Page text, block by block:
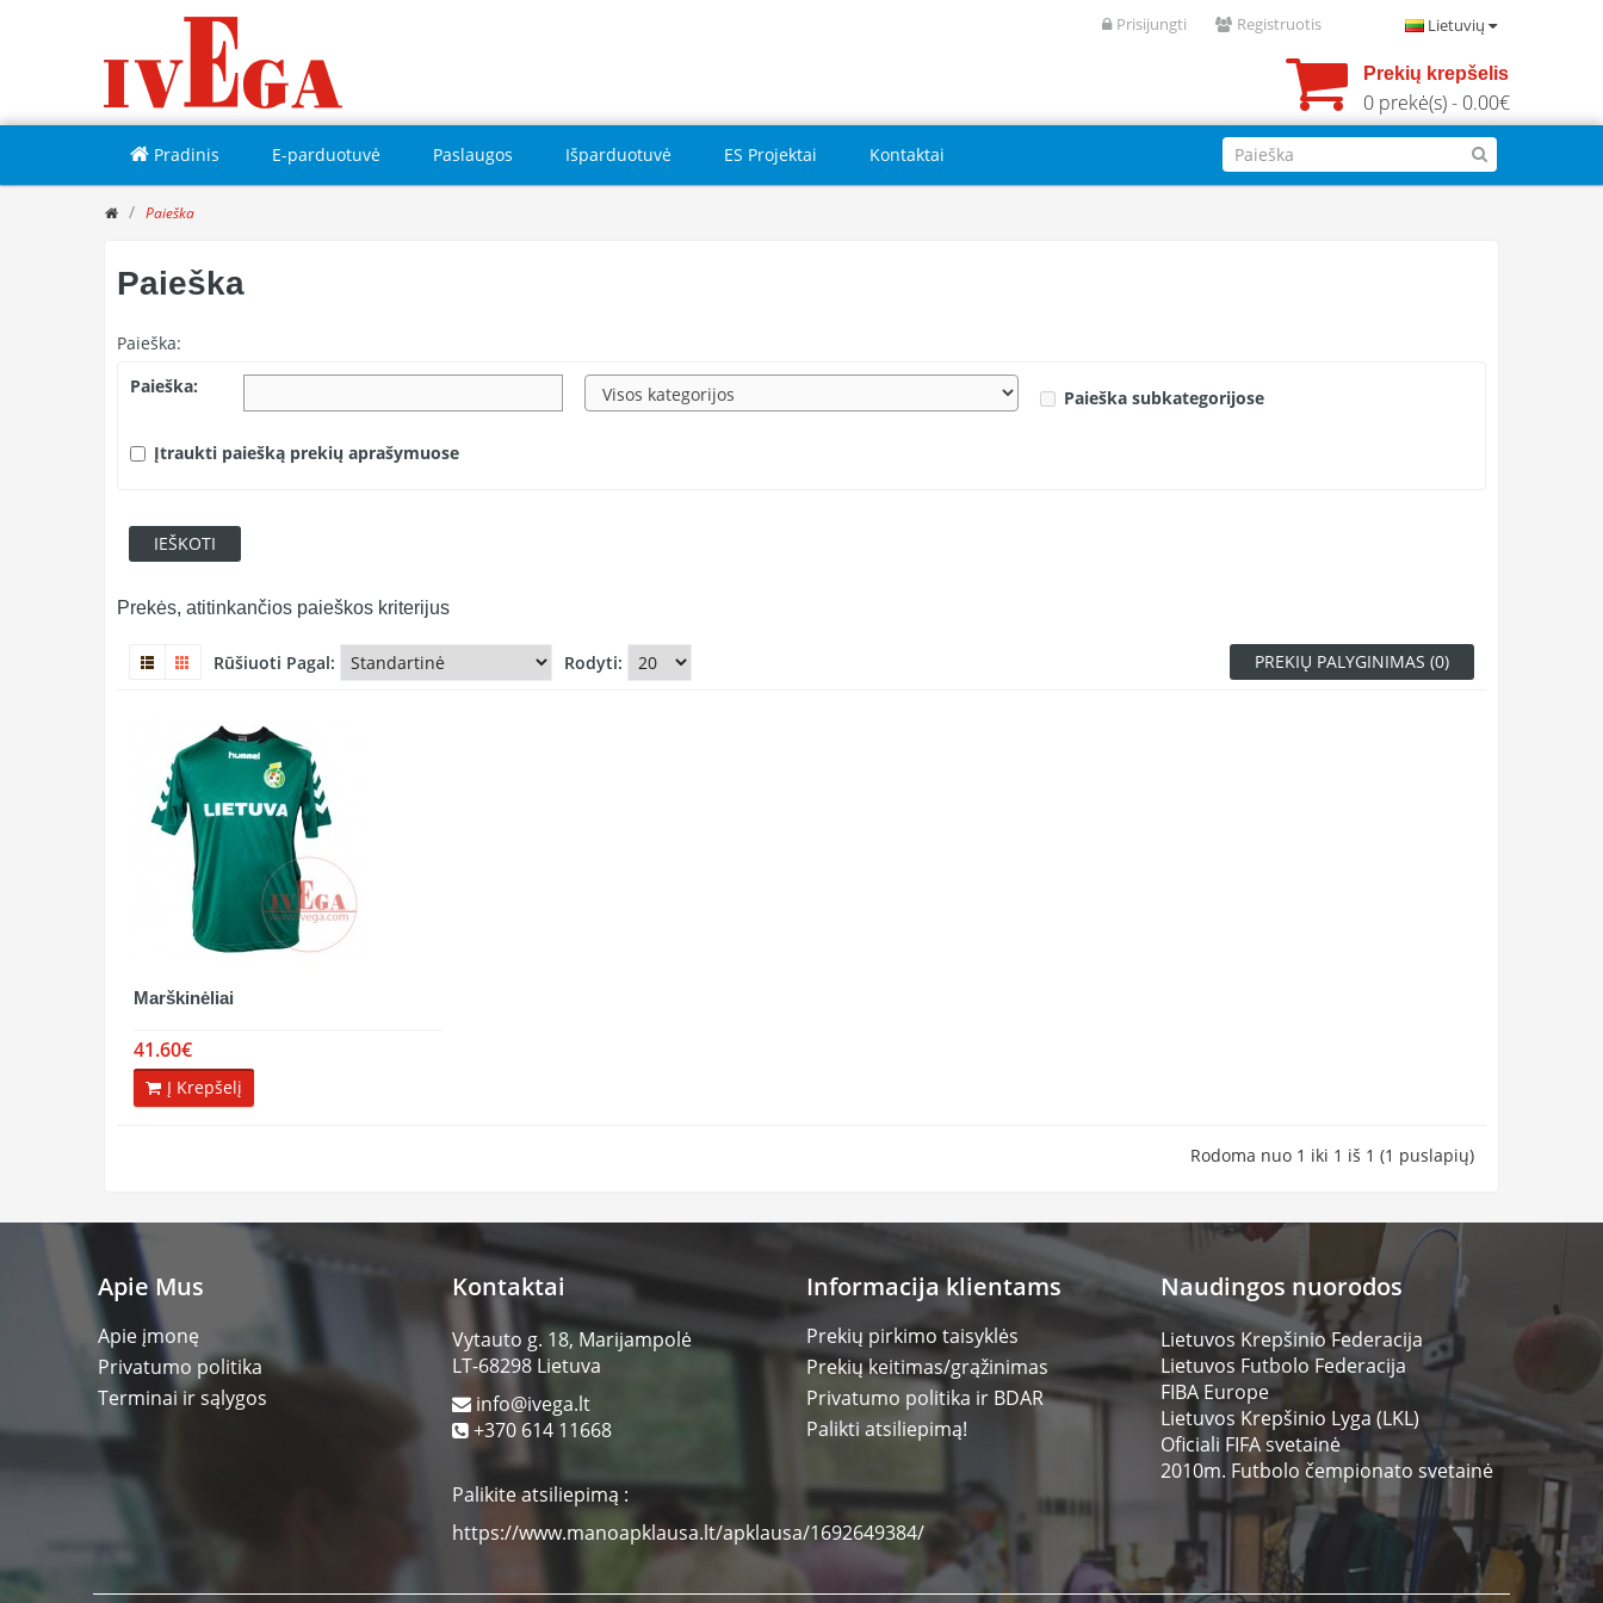
Prisijungti Registruotis Lietuvių
Prekių krepšelis
0 prekė(s) - 0.00€
Pradinis E-parduotuvė Paslaugos Išparduotuvė ES Projektai Kontaktai
Paieška
Paieška
Paieška:
Paieška:
Paieška subkategorijose
Įtraukti paiešką prekių aprašymuose
Prekės, atitinkančios paieškos kriterijus
PREKIŲ PALYGINIMAS (0)
Rūšiuoti Pagal: Rodyti:
Marškinėliai
41.60€
Į Krepšelį
Rodoma nuo 1 iki 1 iš 1 (1 puslapių)
Apie Mus
Apie įmonę
Privatumo politika
Terminai ir sąlygos
Kontaktai
Vytauto g. 18, Marijampolė
LT-68298 Lietuva
info@ivega.lt
+370 614 11668
Palikite atsiliepimą :
https://www.manoapklausa.lt/apklausa/1692649384/
Informacija klientams
Prekių pirkimo taisyklės
Prekių keitimas/grąžinimas
Privatumo politika ir BDAR
Palikti atsiliepimą!
Naudingos nuorodos
Lietuvos Krepšinio Federacija
Lietuvos Futbolo Federacija
FIBA Europe
Lietuvos Krepšinio Lyga (LKL)
Oficiali FIFA svetainė
2010m. Futbolo čempionato svetainė